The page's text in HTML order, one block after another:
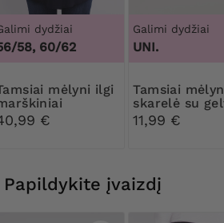
dydžiai
58, 60/62
ilgi
€
Galimi dydžiai
UNI.
Tamsiai mėlynas
skarelė su
raštu
11,99 €
Papildykite įvaizdį